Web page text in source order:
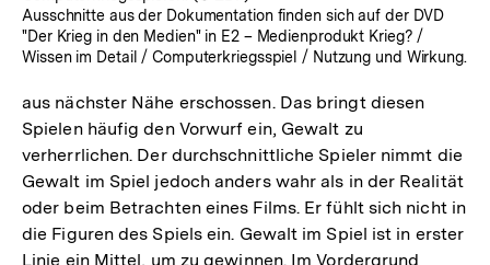
Ausschnitte aus der Dokumentation finden sich auf der DVD
"Der Krieg in den Medien" in E2 – Medienprodukt Krieg? /
Wissen im Detail / Computerkriegsspiel / Nutzung und Wirkung.
aus nächster Nähe erschossen. Das bringt diesen
Spielen häufig den Vorwurf ein, Gewalt zu
verherrlichen. Der durchschnittliche Spieler nimmt die
Gewalt im Spiel jedoch anders wahr als in der Realität
oder beim Betrachten eines Films. Er fühlt sich nicht in
die Figuren des Spiels ein. Gewalt im Spiel ist in erster
Linie ein Mittel, um zu gewinnen. Im Vordergrund